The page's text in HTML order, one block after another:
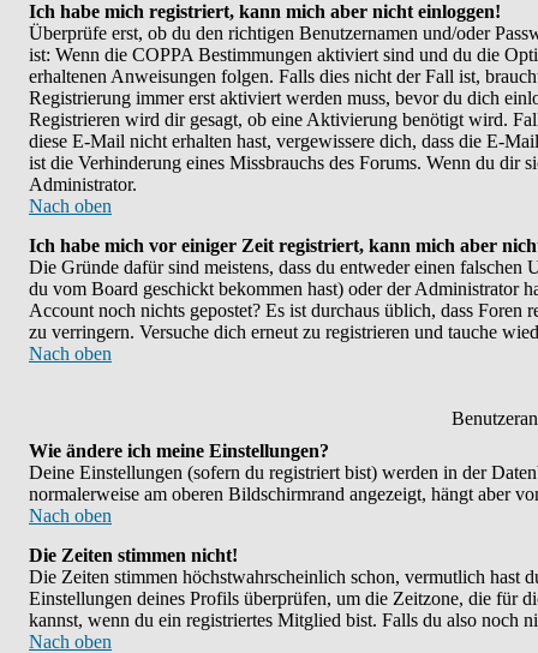
Ich habe mich registriert, kann mich aber nicht einloggen!
Überprüfe erst, ob du den richtigen Benutzernamen und/oder
ist: Wenn die COPPA Bestimmungen aktiviert sind und du die
erhaltenen Anweisungen folgen. Falls dies nicht der Fall ist,
Registrierung immer erst aktiviert werden muss, bevor du dich
Registrieren wird dir gesagt, ob eine Aktivierung benötigt wird.
diese E-Mail nicht erhalten hast, vergewissere dich, dass die E-
ist die Verhinderung eines Missbrauchs des Forums. Wenn du dir
Administrator.
Nach oben
Ich habe mich vor einiger Zeit registriert, kann mich aber
Die Gründe dafür sind meistens, dass du entweder einen
du vom Board geschickt bekommen hast) oder der Administrator
Account noch nichts gepostet? Es ist durchaus üblich, dass
zu verringern. Versuche dich erneut zu registrieren und tauche
Nach oben
Wie ändere ich meine Einstellungen?
Deine Einstellungen (sofern du registriert bist) werden in der
normalerweise am oberen Bildschirmrand angezeigt, hängt aber
Nach oben
Die Zeiten stimmen nicht!
Die Zeiten stimmen höchstwahrscheinlich schon, vermutlich hast
Einstellungen deines Profils überprüfen, um die Zeitzone, die für
kannst, wenn du ein registriertes Mitglied bist. Falls du also noch
Nach oben